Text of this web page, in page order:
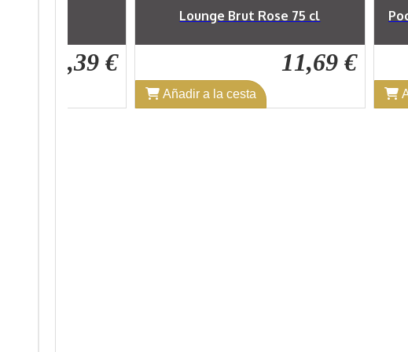
11,69 €
Pocapena Cava Brut Nature 75 cl
7,01 €
Añadir a la cesta